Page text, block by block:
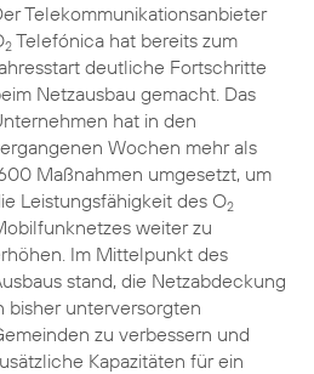
Telekommunikationsanbieter
2Telefónica hat bereits zum
deutliche Fortschritte
Netzausbau gemacht. Das
hat in den
Wochen mehr als
Maßnahmen umgesetzt, um
Leistungsfähigkeit des O2
weiter zu
Im Mittelpunkt des
stand, die Netzabdeckung
bisher unterversorgten
zu verbessern und
Kapazitäten für ein